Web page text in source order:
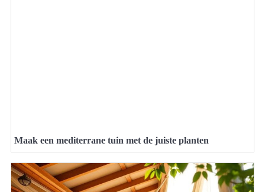
Maak een mediterrane tuin met de juiste planten